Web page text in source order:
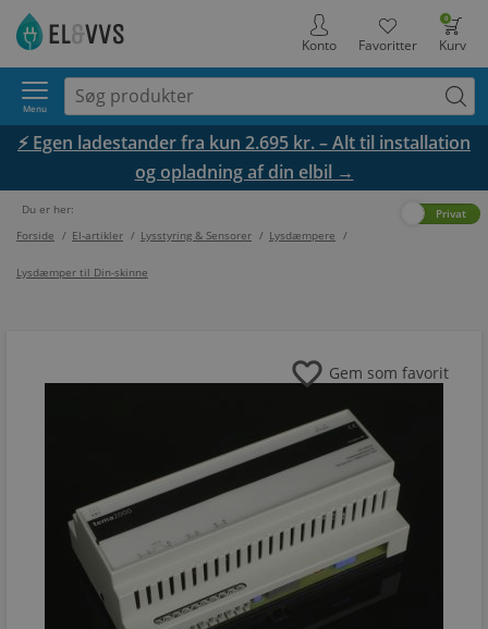
0
Kurv
Favoritter
Konto
Menu
⚡ Egen ladestander fra kun 2.695 kr. – Alt til installation
og opladning af din elbil →
Du er her:
Forside / El-artikler / Lysstyring & Sensorer / Lysdæmpere /
Lysdæmper til Din-skinne
Privat
favorite Gem som favorit